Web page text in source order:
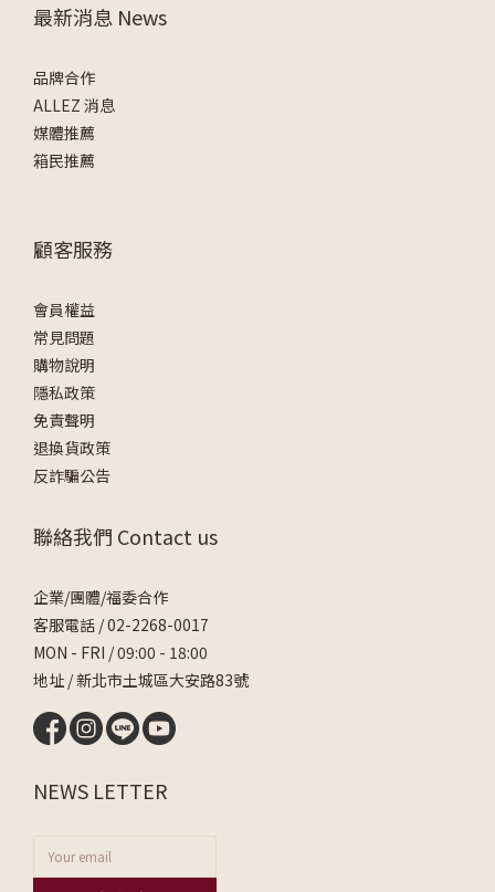
最新消息 News
品牌合作
ALLEZ 消息
媒體推薦
箱民推薦
顧客服務
會員權益
常見問題
購物說明
隱私政策
免責聲明
退換貨政策
反詐騙公告
聯絡我們 Contact us
企業/團體/福委合作
客服電話 /02-2268-0017
MON - FRI / 09:00 - 18:00
地址 / 新北市土城區大安路83號
NEWS LETTER